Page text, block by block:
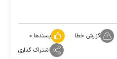
گزارش خطا پسندها:۰
اشتراک گذاری